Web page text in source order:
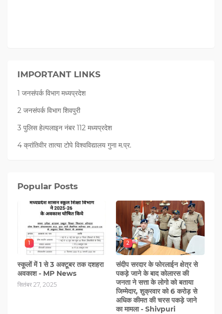
IMPORTANT LINKS
1 जनसंपर्क विभाग मध्यप्रदेश
2 जनसंपर्क विभाग शिवपुरी
3 पुलिस हेल्पलाइन नंबर 112 मध्‍यप्रदेश
4 क्रांतिवीर तात्या टोपे विश्वविद्यालय गुना म.प्र.
Popular Posts
1
स्कूलों में 1 से 3 अक्टूबर तक दशहरा
अवकाश - MP News
सितंबर 27, 2025
2
संदीप सरदार के फोरलाईन क्षेत्र से
पकड़े जाने के बाद कोलारस की
जनता ने सत्ता के लोगो को बताया
जिम्मेदार, शुक्रवार को 6 करोड़ से
अधिक कीमत की चरस पकड़े जाने
का मामला - Shivpuri